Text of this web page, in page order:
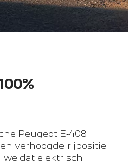
Peugeot E‑408:
verhoogde rijpositie
dat elektrisch